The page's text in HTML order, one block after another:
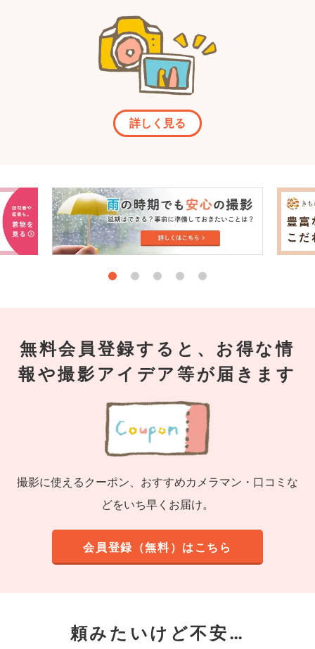
詳しく見る
無料会員登録すると、お得な情
報や撮影アイデア等が届きます
撮影に使えるクーポン、おすすめカメラマン・口コミな
どをいち早くお届け。
会員登録（無料）はこちら
頼みたいけど不安…